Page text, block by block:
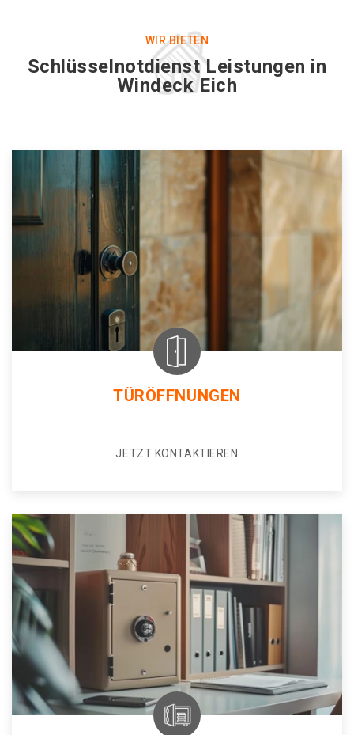
WIR BIETEN
Schlüsselnotdienst Leistungen in
Windeck Eich
TÜRÖFFNUNGEN
JETZT KONTAKTIEREN